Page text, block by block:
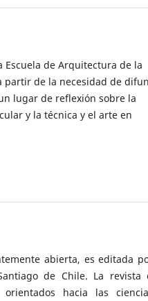
Escuela de Arquitectura de la
partir de la necesidad de
lugar de reflexión sobre la
y la técnica y el arte en
abierta, es editada
de Chile. La revista
hacia las